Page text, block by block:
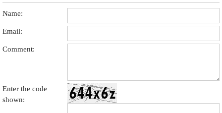
Name:
Email:
Comment:
Enter the code
shown: